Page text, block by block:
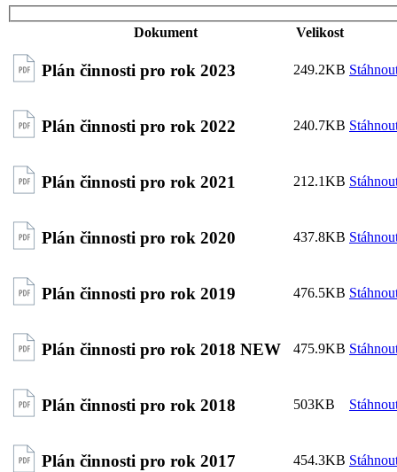
Dokument Velikost
Plán činnosti pro rok 2023 249.2KB
Plán činnosti pro rok 2022 240.7KB
Plán činnosti pro rok 2021 212.1KB
Plán činnosti pro rok 2020 437.8KB
Plán činnosti pro rok 2019 476.5KB
Plán činnosti pro rok 2018 NEW 475.9KB
Plán činnosti pro rok 2018 503KB
Plán činnosti pro rok 2017 454.3KB